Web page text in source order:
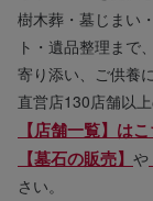
樹木葬・墓じまい
ト・遺品整理まで
寄り添い、ご供養
直営店130店舗以
【店舗一覧】は
【墓石の販売】 や
さい。